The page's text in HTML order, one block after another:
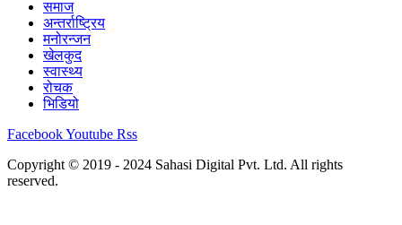
समाज
अन्तर्राष्ट्रिय
मनोरन्जन
खेलकुद
स्वास्थ्य
रोचक
भिडियो
FacebookYoutube Rss
Copyright © 2019 - 2024 Sahasi Digital Pvt. Ltd. All rights
reserved.